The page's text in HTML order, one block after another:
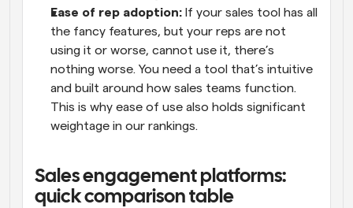
Ease of rep adoption: If your sales tool has all
the fancy features, but your reps are not
using it or worse, cannot use it, there’s
nothing worse. You need a tool that’s intuitive
and built around how sales teams function.
This is why ease of use also holds significant
weightage in our rankings.
Sales engagement platforms:
quick comparison table